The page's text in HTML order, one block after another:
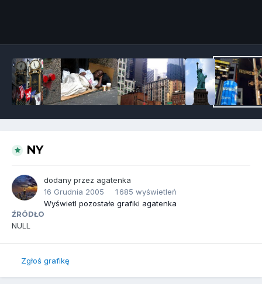
NY
dodany przez agatenka
16 Grudnia 2005
1 685 wyświetleń
Wyświetl pozostałe grafiki agatenka
ŹRÓDŁO
NULL
Zgłoś grafikę